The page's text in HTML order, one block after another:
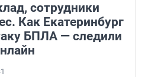
сотрудники
Как Екатеринбург
БПЛА — следили